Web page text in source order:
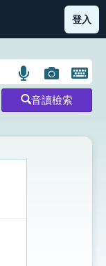
部首索引表圖示
登入
語
言
搜
示
圖
片
搜
開
鍵
圖
音讀檢索